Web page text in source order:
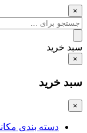
×
سبد خرید
×
سبد خرید
×
دسته بندی